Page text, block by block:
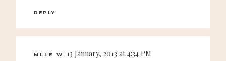
REPLY
MLLE W
13 January, 2013 at 4:34 PM